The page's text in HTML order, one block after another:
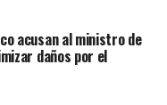
acusan al ministro de
daños por el